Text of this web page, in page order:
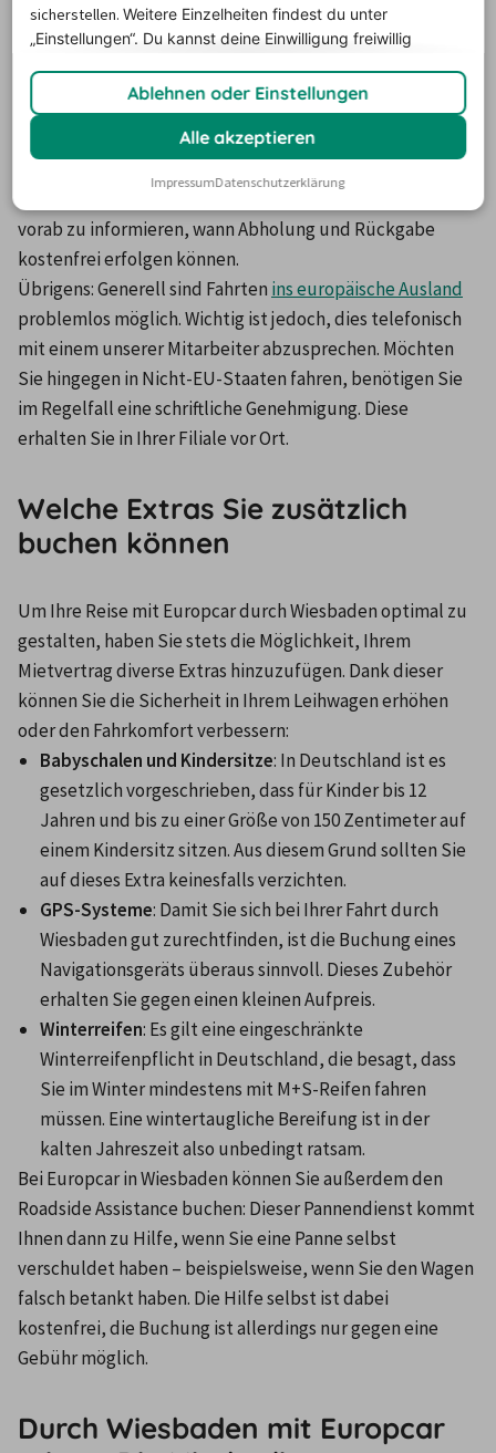
Sonntag: 8 – 13
Uhr
Berücksichtigen Sie hierbei, dass für einige
vorab zu informieren, wann Abholung und Rückgabe
kostenfrei erfolgen können.
Übrigens: Generell sind Fahrten ins europäische Ausland
problemlos möglich. Wichtig ist jedoch, dies telefonisch
mit einem unserer Mitarbeiter abzusprechen. Möchten
Sie hingegen in Nicht-EU-Staaten fahren, benötigen Sie
im Regelfall eine schriftliche Genehmigung. Diese
erhalten Sie in Ihrer Filiale vor Ort.
Welche Extras Sie zusätzlich
buchen können
Um Ihre Reise mit Europcar durch Wiesbaden optimal zu
gestalten, haben Sie stets die Möglichkeit, Ihrem
Mietvertrag diverse Extras hinzuzufügen. Dank dieser
können Sie die Sicherheit in Ihrem Leihwagen erhöhen
oder den Fahrkomfort verbessern:
Babyschalen und Kindersitze: In Deutschland ist es
gesetzlich vorgeschrieben, dass für Kinder bis 12
Jahren und bis zu einer Größe von 150 Zentimeter auf
einem Kindersitz sitzen. Aus diesem Grund sollten Sie
auf dieses Extra keinesfalls verzichten.
GPS-Systeme: Damit Sie sich bei Ihrer Fahrt durch
Wiesbaden gut zurechtfinden, ist die Buchung eines
Navigationsgeräts überaus sinnvoll. Dieses Zubehör
erhalten Sie gegen einen kleinen Aufpreis.
Winterreifen: Es gilt eine eingeschränkte
Winterreifenpflicht in Deutschland, die besagt, dass
Sie im Winter mindestens mit M+S-Reifen fahren
müssen. Eine wintertaugliche Bereifung ist in der
kalten Jahreszeit also unbedingt ratsam.
Bei Europcar in Wiesbaden können Sie außerdem den
Roadside Assistance buchen: Dieser Pannendienst kommt
Ihnen dann zu Hilfe, wenn Sie eine Panne selbst
verschuldet haben – beispielsweise, wenn Sie den Wagen
falsch betankt haben. Die Hilfe selbst ist dabei
kostenfrei, die Buchung ist allerdings nur gegen eine
Gebühr möglich.
Durch Wiesbaden mit Europcar
sicherstellen.Weitere Einzelheiten findest du unter
„Einstellungen“. Du kannst deine Einwilligung freiwillig
Ablehnen oder Einstellungen
Alle akzeptieren
ImpressumDatenschutzerklärung